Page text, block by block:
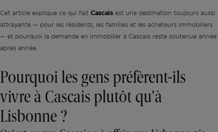
Cet article explique ce qui fait Cascais est une destination toujours aussi
attrayante — pour les résidents, les familles et les acheteurs immobiliers
— et pourquoi la demande en immobilier à Cascais reste soutenue année
après année.
Pourquoi les gens préfèrent-ils
vivre à Cascais plutôt qu'à
Lisbonne ?